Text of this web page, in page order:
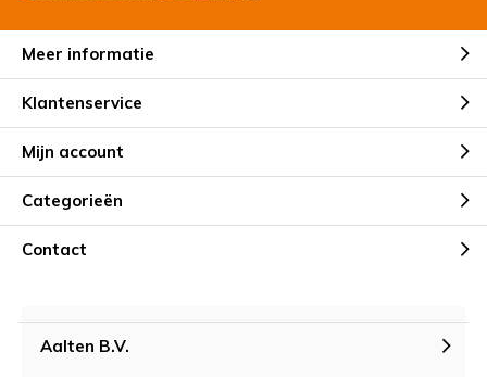
Meer informatie
Klantenservice
Mijn account
Categorieën
Contact
Aalten B.V.